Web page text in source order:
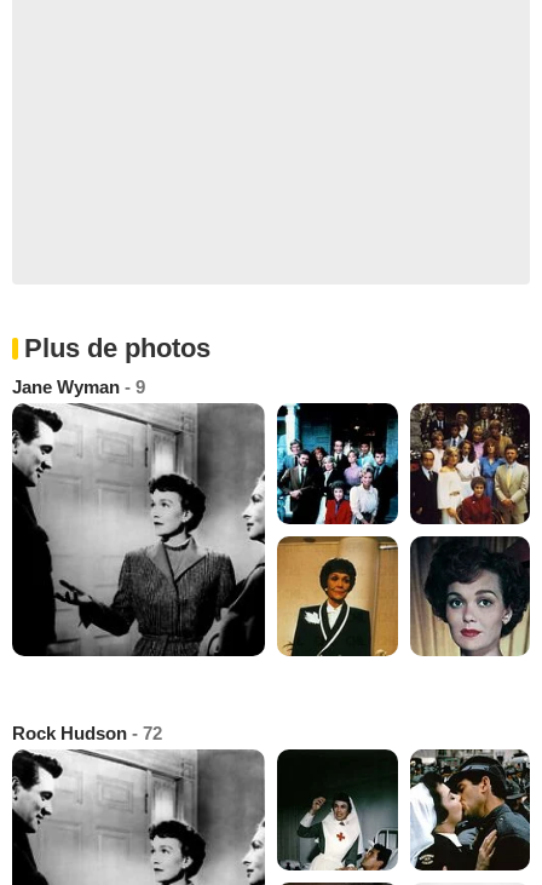
Plus de photos
Jane Wyman - 9
Rock Hudson - 72